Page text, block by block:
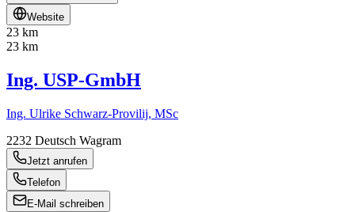
Website
23 km
23 km
Ing. USP-GmbH
Ing. Ulrike Schwarz-Provilij, MSc
2232 Deutsch Wagram
Jetzt anrufen
Telefon
E-Mail schreiben